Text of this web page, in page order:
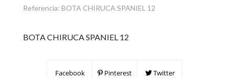
Referencia: BOTA CHIRUCA SPANIEL 12
BOTA CHIRUCA SPANIEL 12
Facebook Pinterest Twitter